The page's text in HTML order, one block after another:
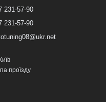
231-57-90
231-57-90
проїзду